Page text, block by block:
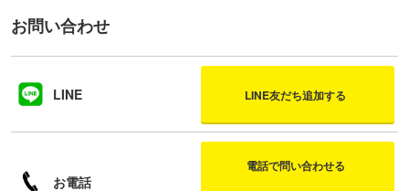
お問い合わせ
LINE LINE友だち追加する
お電話
電話で問い合わせる